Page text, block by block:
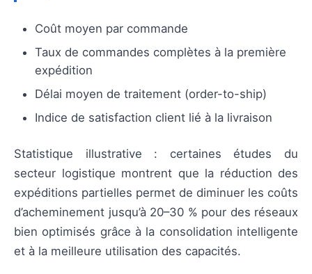
Coût moyen par commande
Taux de commandes complètes à la première
expédition
Délai moyen de traitement (order-to-ship)
Indice de satisfaction client lié à la livraison
Statistique illustrative : certaines études du
secteur logistique montrent que la réduction des
expéditions partielles permet de diminuer les coûts
d’acheminement jusqu’à 20–30 % pour des réseaux
bien optimisés grâce à la consolidation intelligente
et à la meilleure utilisation des capacités.